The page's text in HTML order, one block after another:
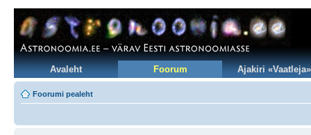
Avaleht Foorum Ajakiri «Vaatleja»
Foorumi pealeht